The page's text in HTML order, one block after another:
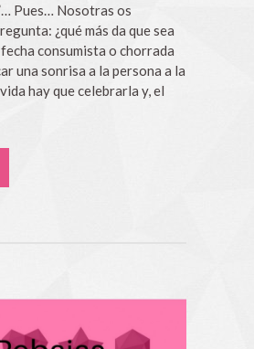
Pues… Nosotras os
¿qué más da que sea
consumista o chorrada
una sonrisa a la persona a la
hay que celebrarla y, el